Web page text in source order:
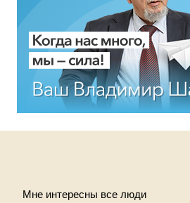
Мне интересны все люди